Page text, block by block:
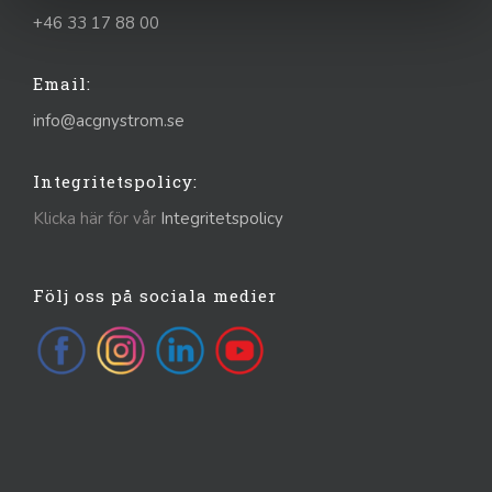
+46 33 17 88 00
Email:
info@acgnystrom.se
Integritetspolicy:
Klicka här för vår Integritetspolicy
Följ oss på sociala medier